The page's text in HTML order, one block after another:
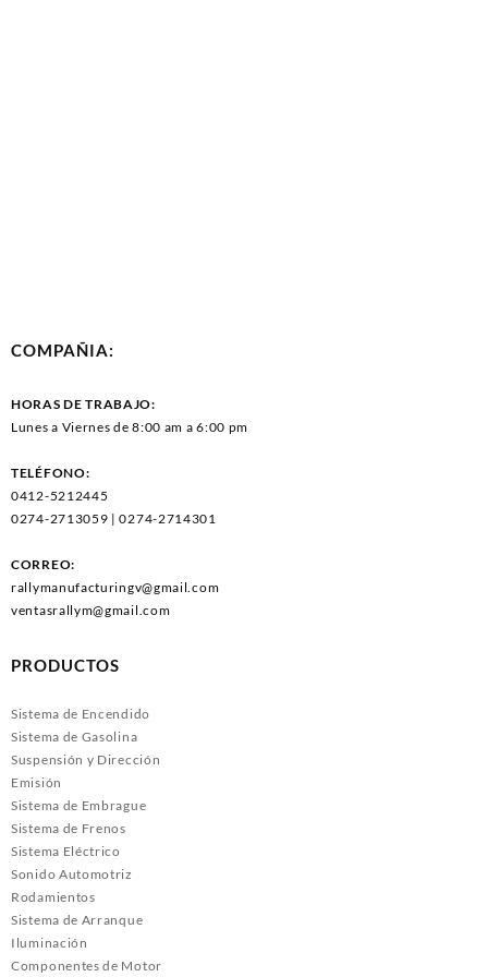
COMPAÑIA:
HORAS DE TRABAJO:
Lunes a Viernes de 8:00 am a 6:00 pm
TELÉFONO:
0412-5212445
0274-2713059 | 0274-2714301
CORREO:
rallymanufacturingv@gmail.com
ventasrallym@gmail.com
PRODUCTOS
Sistema de Encendido
Sistema de Gasolina
Suspensión y Dirección
Emisión
Sistema de Embrague
Sistema de Frenos
Sistema Eléctrico
Sonido Automotriz
Rodamientos
Sistema de Arranque
Iluminación
Componentes de Motor